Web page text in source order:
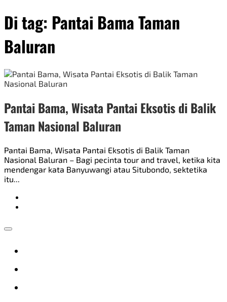
Di tag: Pantai Bama Taman
Baluran
Pantai Bama, Wisata Pantai Eksotis di Balik
Taman Nasional Baluran
Pantai Bama, Wisata Pantai Eksotis di Balik Taman
Nasional Baluran – Bagi pecinta tour and travel, ketika kita
mendengar kata Banyuwangi atau Situbondo, sektetika
itu...